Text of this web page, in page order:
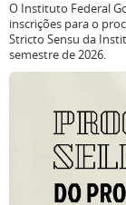
O Instituto Federal
inscrições para o
Stricto Sensu da
semestre de 2026.